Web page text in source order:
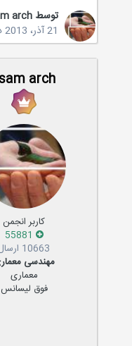
توسط arch
21 آذر، 2013
arch
کاربر انجمن
10663 ارسال
مهندسی
معماری
فوق لیسانس